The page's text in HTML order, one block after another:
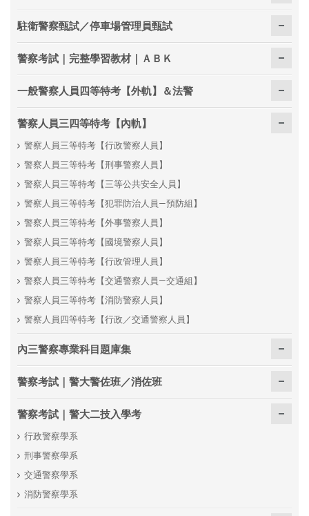
駐衛警察甄試／停車場管理員甄試
警察考試｜完整學習教材｜ＡＢＫ
一般警察人員四等特考【外軌】＆法警
警察人員三四等特考【內軌】
警察人員三等特考【行政警察人員】
警察人員三等特考【刑事警察人員】
警察人員三等特考【三等公共安全人員】
警察人員三等特考【犯罪防治人員—預防組】
警察人員三等特考【外事警察人員】
警察人員三等特考【國境警察人員】
警察人員三等特考【行政管理人員】
警察人員三等特考【交通警察人員—交通組】
警察人員三等特考【消防警察人員】
警察人員四等特考【行政／交通警察人員】
內三警察專業科目題庫集
警察考試｜警大警佐班／消佐班
警察考試｜警大二技入學考
行政警察學系
刑事警察學系
交通警察學系
消防警察學系